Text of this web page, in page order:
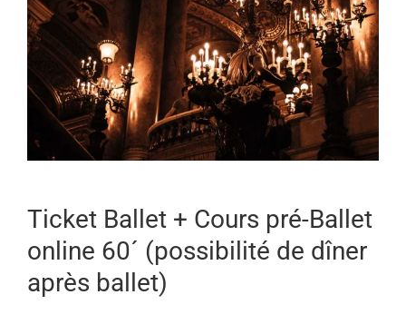
Ticket Ballet + Cours pré-Ballet
online 60´ (possibilité de dîner
après ballet)